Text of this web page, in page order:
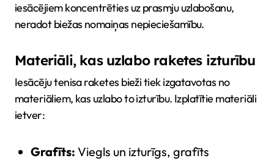
iesācējiem koncentrēties uz prasmju uzlabošanu,
neradot biežas nomaiņas nepieciešamību.
Materiāli, kas uzlabo raketes izturību
Iesācēju tenisa raketes bieži tiek izgatavotas no
materiāliem, kas uzlabo to izturību. Izplatītie materiāli
ietver:
Grafīts: Viegls un izturīgs, grafīts